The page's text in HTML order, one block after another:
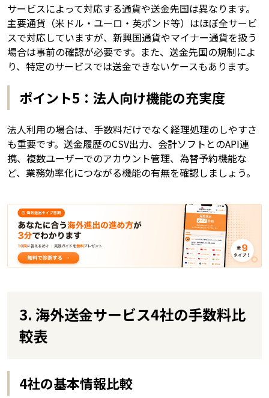
サービスによって対応する通貨や送金先国は異なります。
主要通貨（米ドル・ユーロ・英ポンド等）はほぼ全サービ
スで対応していますが、新興国通貨やマイナー通貨を扱う
場合は事前の確認が必要です。また、送金先国の規制によ
り、特定のサービスでは送金できないケースもあります。
ポイント5：法人向け機能の充実度
法人利用の場合は、手数料だけでなく経理処理のしやすさ
も重要です。送金履歴のCSV出力、会計ソフトとのAPI連
携、複数ユーザーでのアカウント管理、為替予約機能な
ど、業務効率化につながる機能の有無を確認しましょう。
3. 海外送金サービス4社の手数料比
較表
4社の基本情報比較